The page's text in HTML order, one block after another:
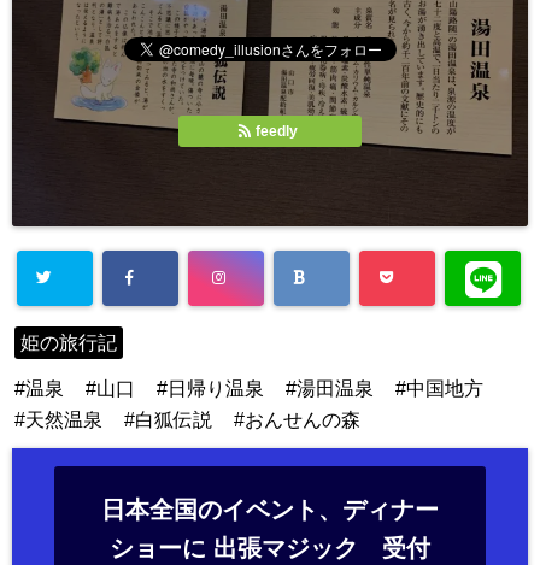
feedly
姫の旅行記
温泉 山口 日帰り温泉 湯田温泉
中国地方
天然温泉
白狐伝説 おんせんの森
日本全国のイベント、ディナー
ショーに 出張マジック 受付